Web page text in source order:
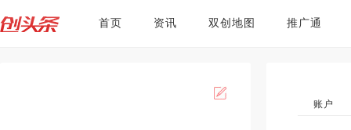
首页 资讯 双创地图 推广通
账户